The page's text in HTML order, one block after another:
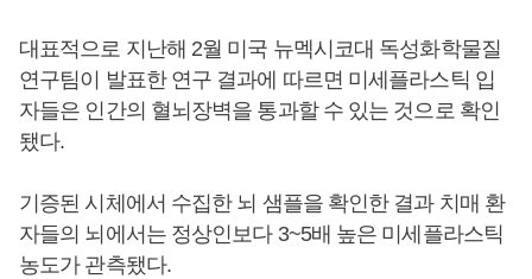
대표적으로 지난해 2월 미국 뉴멕시코대 독성화학물질
연구팀이 발표한 연구 결과에 따르면 미세플라스틱 입
자들은 인간의 혈뇌장벽을 통과할 수 있는 것으로 확인
됐다.
기증된 시체에서 수집한 뇌 샘플을 확인한 결과 치매 환
자들의 뇌에서는 정상인보다 3~5배 높은 미세플라스틱
농도가 관측됐다.